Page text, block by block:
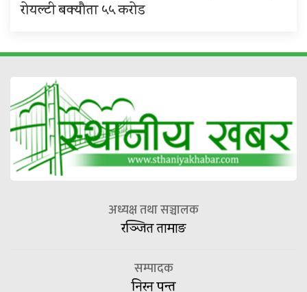
रोयल्टी बक्यौता ५५ करोड
अध्यक्ष तथा सञ्चालक
रञ्जित तामाङ
सम्पादक